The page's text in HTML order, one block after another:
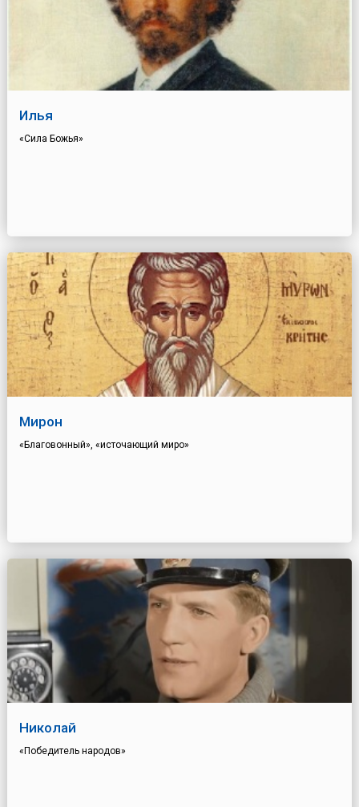
Илья
«Сила Божья»
Мирон
«Благовонный», «источающий миро»
Николай
«Победитель народов»